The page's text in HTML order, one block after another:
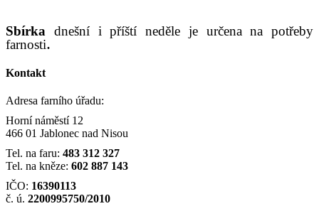
Sbírka dnešní i příští neděle je určena na potřeby
farnosti.
Kontakt
Adresa farního úřadu:
Horní náměstí 12
466 01 Jablonec nad Nisou
Tel. na faru: 483 312 327
Tel. na kněze: 602 887 143
IČO: 16390113
č. ú. 2200995750/2010